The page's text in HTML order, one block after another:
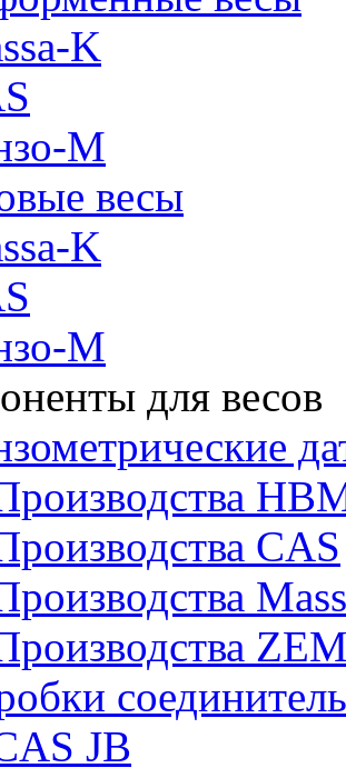
K
М
весы
K
М
для весов
CAS
JB